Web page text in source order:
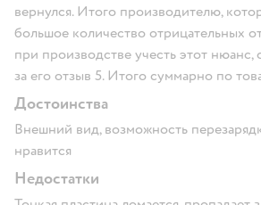
вернулся. Итого производителю,
большое количество отрицательных
при производстве учесть этот нюанс,
за его отзыв 5. Итого суммарно по
Достоинства
Внешний вид, возможность
нравится
Недостатки